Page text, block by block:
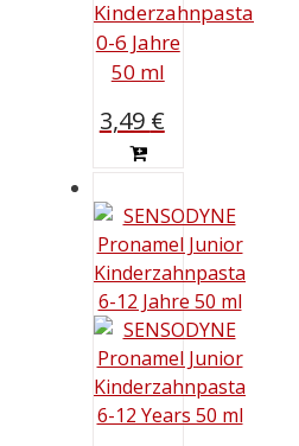
Kinderzahnpasta
0-6 Jahre
50 ml
3,49 €